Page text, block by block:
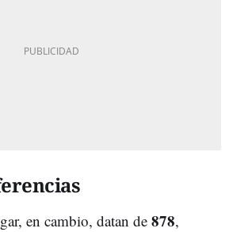
en cambio, datan de878,